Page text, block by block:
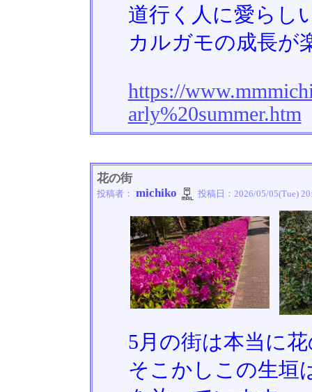
道行く人に愛らし
カルガモの成長が
https://
arly%20summer.htm
花の街
投稿者： michiko 投稿日： 2026/05/05(Tue)
5月の街は本当に
そこかしこの生垣